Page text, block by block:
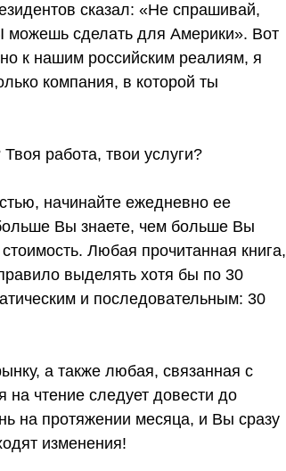
сказал: «Не спрашивай,
можешь сделать для Америки». Вот
к нашим российским реалиям, я
компания, в которой ты
работа, твои услуги?
начинайте ежедневно ее
Вы знаете, чем больше Вы
Любая прочитанная книга,
выделять хотя бы по 30
и последовательным: 30
а также любая, связанная с
чтение следует довести до
на протяжении месяца, и Вы сразу
изменения!